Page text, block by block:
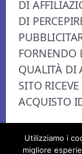
DI
DI
FORNENDO
QUALITÀ DI
SITO
ACQUISTO
Utilizziamo i
migliore